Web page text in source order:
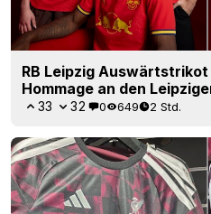
RB Leipzig
Hommage an den
33 32 0 649 2 Std.